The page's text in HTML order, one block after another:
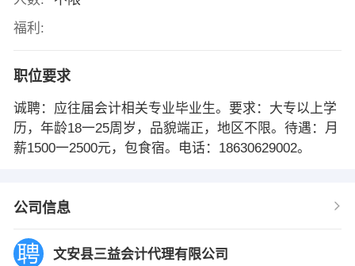
福利:
职位要求
诚聘：应往届会计相关专业毕业生。要求：大专以上学
历，年龄18一25周岁，品貌端正，地区不限。待遇：月
薪1500一2500元，包食宿。电话：18630629002。
公司信息
文安县三益会计代理有限公司